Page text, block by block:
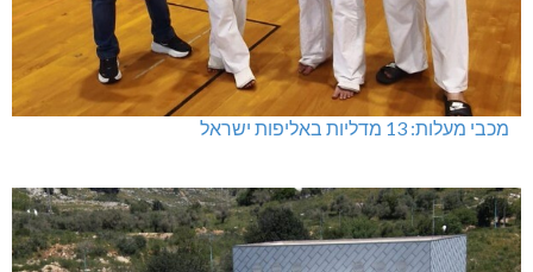
מכבי מעלות: 13 מדליות באליפות ישראל